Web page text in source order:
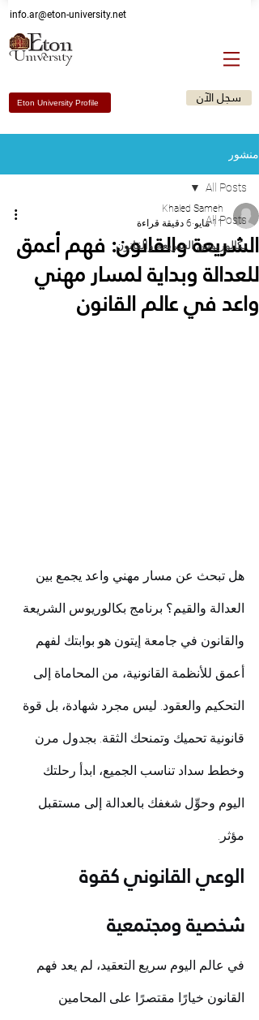
Email: info@eton-university.me
info.ar@eton-university.net
Eton University Profile سجل الآن
منشور
All Posts
بكالوريوس الشريعة والقانون
All Posts
الشريعة والقانون: فهم أعمق
للعدالة وبداية لمسار مهني
واعد في عالم القانون
Khaled Sameh
11 مايو
6 دقيقة قراءة
هل تبحث عن مسار مهني واعد يجمع بين
العدالة والقيم؟ برنامج بكالوريوس الشريعة
والقانون في جامعة إيتون هو بوابتك لفهم
أعمق للأنظمة القانونية، من المحاماة إلى
التحكيم والعقود. ليس مجرد شهادة، بل قوة
قانونية تحميك وتمنحك الثقة. بجدول مرن
وخطط سداد تناسب الجميع، ابدأ رحلتك
اليوم وحوِّل شغفك بالعدالة إلى مستقبل
مؤثر.
الوعي القانوني كقوة
شخصية ومجتمعية
في عالم اليوم سريع التعقيد، لم يعد فهم
القانون خيارًا مقتصرًا على المحامين